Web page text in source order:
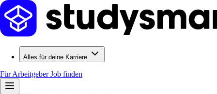
Alles für deine Karriere
Für ArbeitgeberJob finden